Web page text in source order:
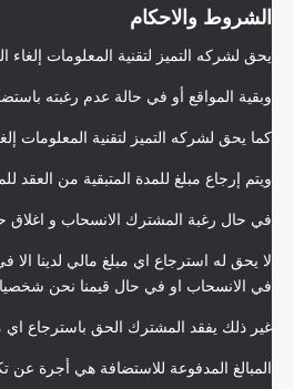
الشروط والاحكام
يحق لشركه التميز لتقنية المعلومات
وبقية المواقع أو في حالة عدم رغبته
كما يحق لشركه التميز لتقنية المعلومات
ويتم إرجاع مبلغ للمدة المتبقية من
في حال رغبة المشترك الانسحاب و اغلاق
لا يحق له استرجاع اي مبلغ مالي لدينا الا
في الانسحاب او في حال قيمنا نحن شخصيا
غير ذلك يفقد المشترك الحق باسترجاع اي
المبالغ المدفوعة للاستضافة هي أجرة عن